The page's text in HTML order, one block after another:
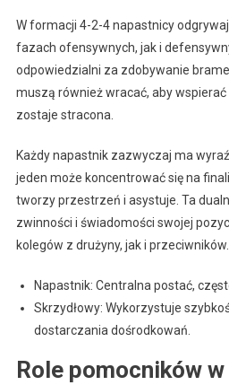
W formacji 4-2-4 napastnicy
fazach ofensywnych, jak i
odpowiedzialni za zdobywanie
muszą również wracać, aby wspierać
zostaje stracona.
Każdy napastnik zazwyczaj ma
jeden może koncentrować się na
tworzy przestrzeń i asystuje. Ta
zwinności i świadomości swojej
kolegów z drużyny, jak i przeciwników.
Napastnik: Centralna postać,
Skrzydłowy: Wykorzystuje
dostarczania dośrodkowań.
Role pomocników